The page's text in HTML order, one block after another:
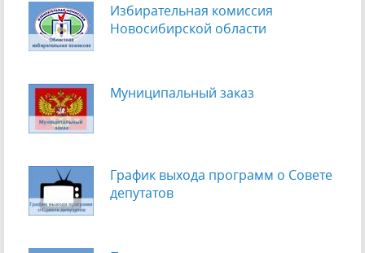
Избирательная комиссия
Новосибирской области
Муниципальный заказ
График выхода программ о Cовете
депутатов